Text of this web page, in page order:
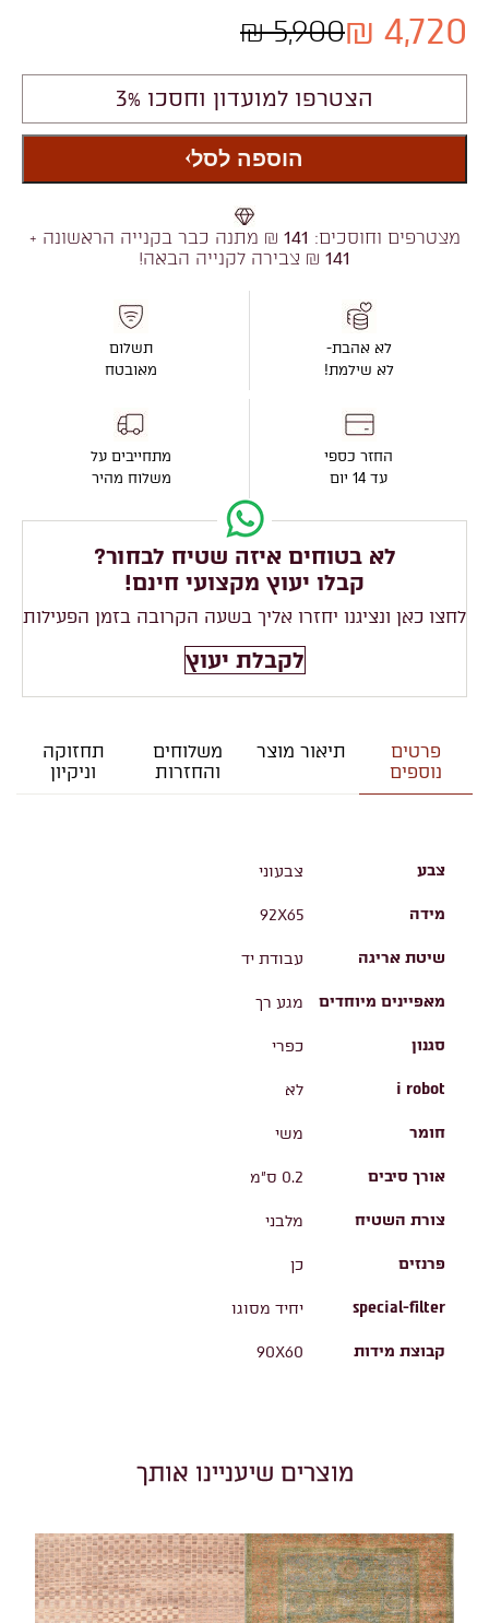
5,900 ₪ 4,720 ₪
הצטרפו למועדון וחסכו 3%
הוספה לסל
מצטרפים וחוסכים: 141 ₪ מתנה כבר בקנייה הראשונה +
141 ₪ צבירה לקנייה הבאה!
לא אהבת-
לא שילמת!
החזר כספי
עד 14 יום
תשלום
מאובטח
מתחייבים על
משלוח מהיר
לא בטוחים איזה שטיח לבחור?
קבלו יעוץ מקצועי חינם!
לחצו כאן ונציגנו יחזרו אליך בשעה הקרובה בזמן הפעילות
לקבלת יעוץ
פרטים
נוספים
תיאור מוצר
משלוחים
והחזרות
תחזוקה
וניקיון
צבע צבעוני
מידה 92X65
שיטת אריגה עבודת יד
מאפיינים מיוחדים מגע רך
סגנון כפרי
i robot לא
חומר משי
אורך סיבים 0.2 ס"מ
צורת השטיח מלבני
פרנזים כן
special-filter יחיד מסוגו
קבוצת מידות 90X60
מוצרים שיעניינו אותך